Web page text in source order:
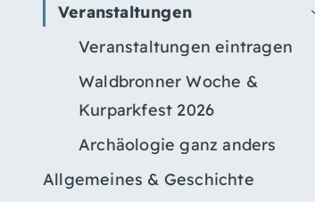
Veranstaltungen
Veranstaltungen eintragen
Waldbronner Woche &
Kurparkfest 2026
Archäologie ganz anders
Allgemeines & Geschichte